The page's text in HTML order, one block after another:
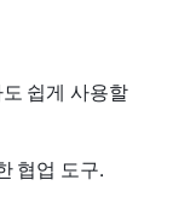
쉽게 사용할
협업 도구.